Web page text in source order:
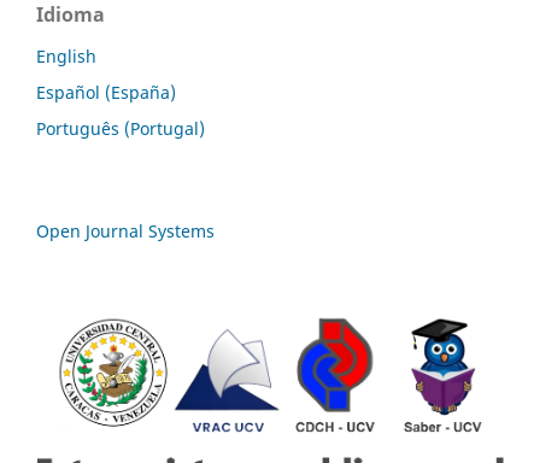
Idioma
English
Español (España)
Português (Portugal)
Open Journal Systems